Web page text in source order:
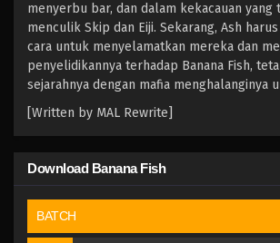
menyerbu bar, dan dalam kekacauan yang
menculik Skip dan Eiji. Sekarang, Ash
cara untuk menyelamatkan mereka dan
penyelidikannya terhadap Banana Fish,
sejarahnya dengan mafia menghalanginya
[Written by MAL Rewrite]
Download Banana Fish
BATCH